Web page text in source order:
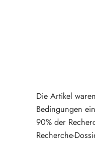
Die Artikel
Bedingungen
90% der
Recherche-